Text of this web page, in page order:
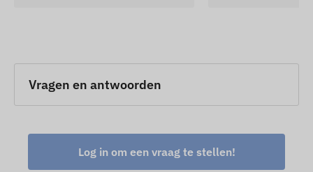
Vragen en antwoorden
Log in om een ​​vraag te stellen!